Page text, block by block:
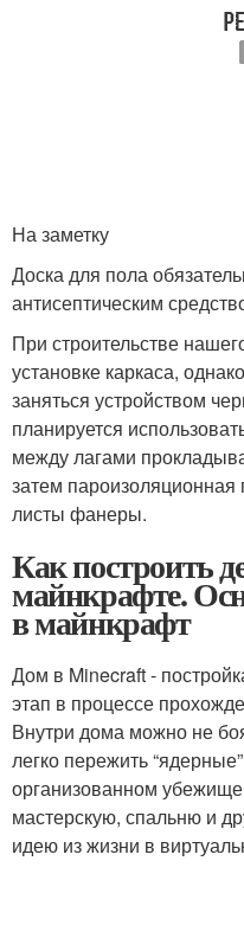
На заметку
Доска для пола
антисептическим
При строительстве
установке каркаса,
заняться устройством
планируется
между лагами
затем
листы фанеры.
Как построить
майнкрафте.
в майнкрафт
Дом в Minecraft -
этап в процессе
Внутри дома можно не
легко пережить
организованном
мастерскую, спальню и
идею из жизни в